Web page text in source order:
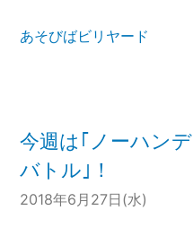
あそびばビリヤード
今週は｢ノーハンデ
バトル｣！
2018年6月27日(水)